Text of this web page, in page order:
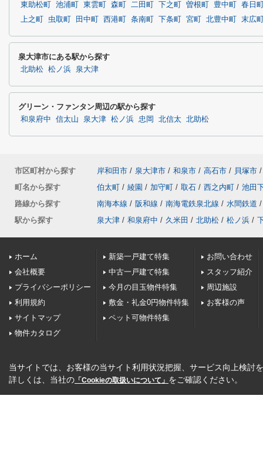
東助松町 池浦町 東雲町 森町 二田町 下之町 曽根町 豊中町
春日
上之町
虫取町 田中町 西港町 条南町 下条町 宮町 北豊中町 末広
泉大津市にある駅から探す
北助松 松ノ浜 泉大津
グリーン・ファンタン周辺の駅から探す
和泉府中 信太山 泉大津 松ノ浜 忠岡 北信太 北助松
市区町村から探す 岸和田市 / 泉大津市 / 和泉市 / 高石市 / 貝塚市 /
町名から探す
伯太町 / 綾園 / 加守町 / 取石 / 西之内町 / 池田
路線から探す
南海本線 / 阪和線 / 南海電鉄泉北線 / 水間鉄道 /
駅から探す
泉大津 / 和泉府中 / 久米田 / 北助松 / 松ノ浜 /
ホーム
会社概要
プライバシーポリシー
利用規約
サイトマップ
物件カタログ
新築一戸建て特集
中古一戸建て特集
今月の目玉物件特集
敷金・礼金0円物件特集
ペット可物件特集
お問い合わせ
スタッフ紹介
周辺施設
お客様の声
当サイトでは、お客様の当サイト利用状況把握、サービス向上検討
詳しくは、当社の 「Cookieの取扱いについて」 をご確認ください。